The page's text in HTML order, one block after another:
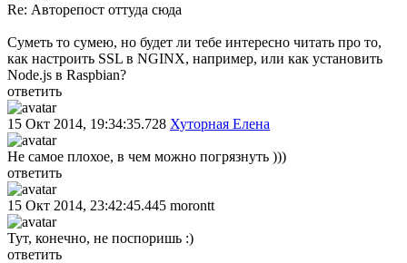
Re: Авторепост оттуда сюда
Суметь то сумею, но будет ли тебе интересно читать про то,
как настроить SSL в NGINX, например, или как установить
Node.js в Raspbian?
ответить
15 Окт 2014, 19:34:35.728 Хуторная Елена
Не самое плохое, в чем можно погрязнуть )))
ответить
15 Окт 2014, 23:42:45.445 morontt
Тут, конечно, не поспоришь :)
ответить